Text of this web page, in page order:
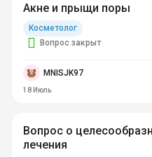
Акне и прыщи поры
Косметолог
Вопрос закрыт
MNISJK97
18 Июль
Вопрос о
лечения